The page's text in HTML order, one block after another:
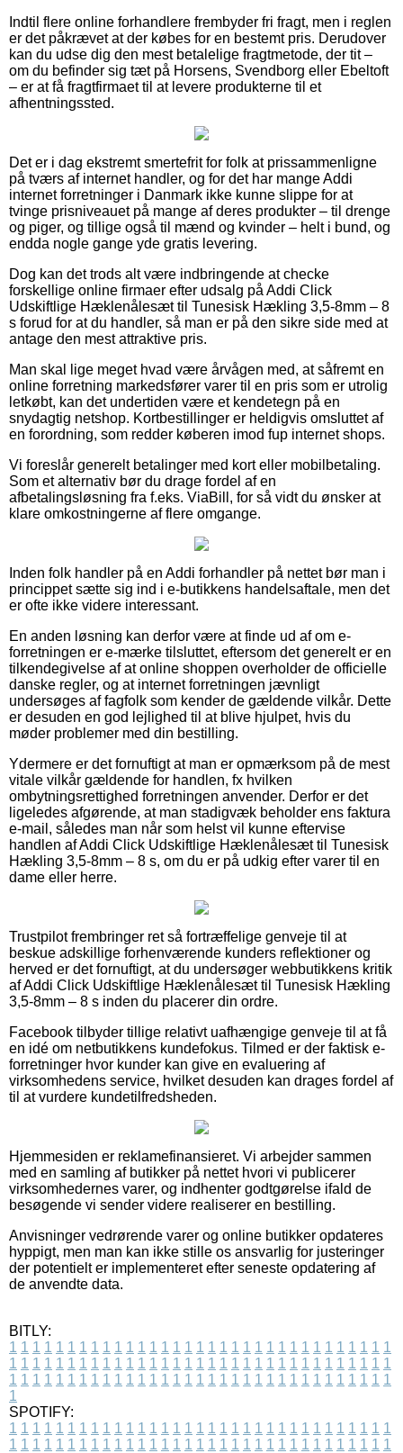
Indtil flere online forhandlere frembyder fri fragt, men i reglen
er det påkrævet at der købes for en bestemt pris. Derudover
kan du udse dig den mest betalelige fragtmetode, der tit –
om du befinder sig tæt på Horsens, Svendborg eller Ebeltoft
– er at få fragtfirmaet til at levere produkterne til et
afhentningssted.
Det er i dag ekstremt smertefrit for folk at prissammenligne
på tværs af internet handler, og for det har mange Addi
internet forretninger i Danmark ikke kunne slippe for at
tvinge prisniveauet på mange af deres produkter – til drenge
og piger, og tillige også til mænd og kvinder – helt i bund, og
endda nogle gange yde gratis levering.
Dog kan det trods alt være indbringende at checke
forskellige online firmaer efter udsalg på Addi Click
Udskiftlige Hæklenålesæt til Tunesisk Hækling 3,5-8mm – 8
s forud for at du handler, så man er på den sikre side med at
antage den mest attraktive pris.
Man skal lige meget hvad være årvågen med, at såfremt en
online forretning markedsfører varer til en pris som er utrolig
letkøbt, kan det undertiden være et kendetegn på en
snydagtig netshop. Kortbestillinger er heldigvis omsluttet af
en forordning, som redder køberen imod fup internet shops.
Vi foreslår generelt betalinger med kort eller mobilbetaling.
Som et alternativ bør du drage fordel af en
afbetalingsløsning fra f.eks. ViaBill, for så vidt du ønsker at
klare omkostningerne af flere omgange.
Inden folk handler på en Addi forhandler på nettet bør man i
princippet sætte sig ind i e-butikkens handelsaftale, men det
er ofte ikke videre interessant.
En anden løsning kan derfor være at finde ud af om e-
forretningen er e-mærke tilsluttet, eftersom det generelt er en
tilkendegivelse af at online shoppen overholder de officielle
danske regler, og at internet forretningen jævnligt
undersøges af fagfolk som kender de gældende vilkår. Dette
er desuden en god lejlighed til at blive hjulpet, hvis du
møder problemer med din bestilling.
Ydermere er det fornuftigt at man er opmærksom på de mest
vitale vilkår gældende for handlen, fx hvilken
ombytningsrettighed forretningen anvender. Derfor er det
ligeledes afgørende, at man stadigvæk beholder ens faktura
e-mail, således man når som helst vil kunne eftervise
handlen af Addi Click Udskiftlige Hæklenålesæt til Tunesisk
Hækling 3,5-8mm – 8 s, om du er på udkig efter varer til en
dame eller herre.
Trustpilot frembringer ret så fortræffelige genveje til at
beskue adskillige forhenværende kunders reflektioner og
herved er det fornuftigt, at du undersøger webbutikkens kritik
af Addi Click Udskiftlige Hæklenålesæt til Tunesisk Hækling
3,5-8mm – 8 s inden du placerer din ordre.
Facebook tilbyder tillige relativt uafhængige genveje til at få
en idé om netbutikkens kundefokus. Tilmed er der faktisk e-
forretninger hvor kunder kan give en evaluering af
virksomhedens service, hvilket desuden kan drages fordel af
til at vurdere kundetilfredsheden.
Hjemmesiden er reklamefinansieret. Vi arbejder sammen
med en samling af butikker på nettet hvori vi publicerer
virksomhedernes varer, og indhenter godtgørelse ifald de
besøgende vi sender videre realiserer en bestilling.
Anvisninger vedrørende varer og online butikker opdateres
hyppigt, men man kan ikke stille os ansvarlig for justeringer
der potentielt er implementeret efter seneste opdatering af
de anvendte data.
BITLY:
1 1 1 1 1 1 1 1 1 1 1 1 1 1 1 1 1 1 1 1 1 1 1 1 1 1 1 1 1 1 1 1 1
1 1 1 1 1 1 1 1 1 1 1 1 1 1 1 1 1 1 1 1 1 1 1 1 1 1 1 1 1 1 1 1 1
1 1 1 1 1 1 1 1 1 1 1 1 1 1 1 1 1 1 1 1 1 1 1 1 1 1 1 1 1 1 1 1 1
1
SPOTIFY:
1 1 1 1 1 1 1 1 1 1 1 1 1 1 1 1 1 1 1 1 1 1 1 1 1 1 1 1 1 1 1 1 1
1 1 1 1 1 1 1 1 1 1 1 1 1 1 1 1 1 1 1 1 1 1 1 1 1 1 1 1 1 1 1 1 1